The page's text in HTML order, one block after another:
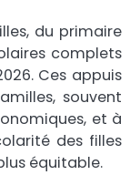
du primaire
complets
Ces appuis
souvent
et à
des filles
équitable.